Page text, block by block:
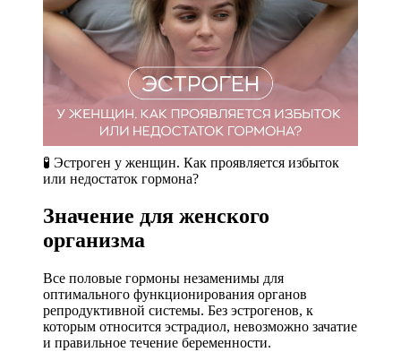
🧪​ Эстроген у женщин. Как проявляется избыток
или недостаток гормона?
Значение для женского
организма
Все половые гормоны незаменимы для
оптимального функционирования органов
репродуктивной системы. Без эстрогенов, к
которым относится эстрадиол, невозможно зачатие
и правильное течение беременности.